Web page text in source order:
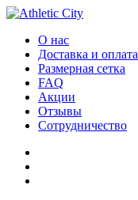
О нас
Доставка и оплата
Размерная сетка
FAQ
Акции
Отзывы
Сотрудничество